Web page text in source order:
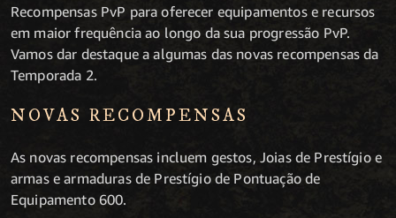
Recompensas PvP para oferecer equipamentos e recursos
em maior frequência ao longo da sua progressão PvP.
Vamos dar destaque a algumas das novas recompensas da
Temporada 2.
NOVAS RECOMPENSAS
As novas recompensas incluem gestos, Joias de Prestígio e
armas e armaduras de Prestígio de Pontuação de
Equipamento 600.